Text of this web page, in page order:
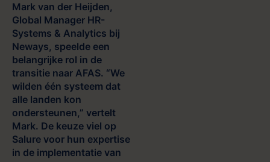
Mark van der Heijden,
Global Manager HR-
Systems & Analytics bij
Neways, speelde een
belangrijke rol in de
transitie naar AFAS. “We
wilden één systeem dat
alle landen kon
ondersteunen,” vertelt
Mark. De keuze viel op
Salure voor hun expertise
in de implementatie van